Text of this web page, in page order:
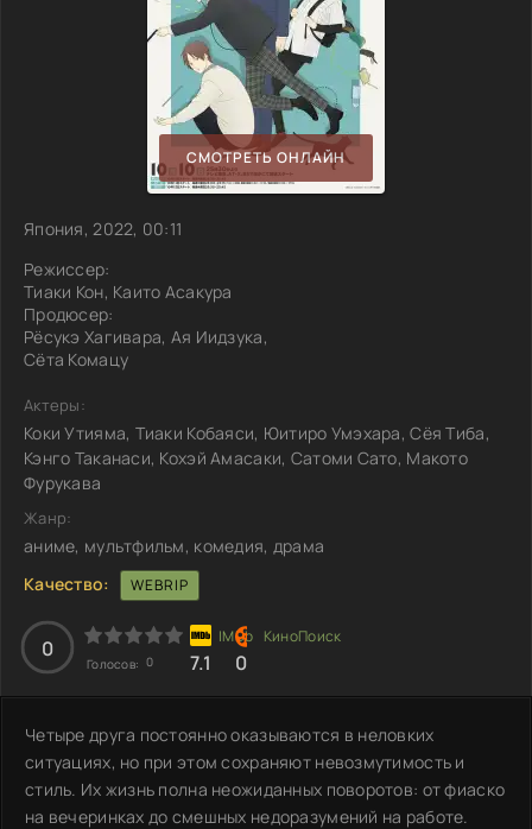
СМОТРЕТЬ ОНЛАЙН
Япония, 2022, 00:11
Режиссер:
Тиаки Кон, Каито Асакура
Продюсер:
Рёсукэ Хагивара, Ая Иидзука,
Сёта Комацу
Актеры:
Коки Утияма, Тиаки Кобаяси, Юитиро Умэхара, Сёя Тиба,
Кэнго Таканаси, Кохэй Амасаки, Сатоми Сато, Макото
Фурукава
Жанр:
аниме, мультфильм, комедия, драма
Качество:
WEBRIP
0
Голосов: 0 7.1 0
Четыре друга постоянно оказываются в неловких
ситуациях, но при этом сохраняют невозмутимость и
стиль. Их жизнь полна неожиданных поворотов: от фиаско
на вечеринках до смешных недоразумений на работе.